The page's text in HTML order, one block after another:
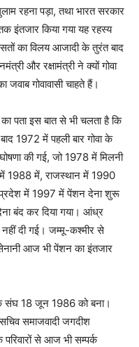
रहना पड़ा, तथा भारत सरकार
तक इंतजार किया गया यह रहस्य
का विलय आजादी के तुरंत बाद
और रक्षामंत्री ने क्यों गोवा
गोवावासी चाहते हैं।
का पता इस बात से भी चलता है कि
1972 में पहली बार गोवा के
की गई, जो 1978 में मिलनी
1988 में, राजस्थान में 1990
प्रदेश में 1997 में पेंशन देना शुरू
बंद कर दिया गया। आंध्र
दी गई। जम्मू-कश्मीर से
आज भी पेंशन का इंतजार
संघ 18 जून 1986 को बना।
समाजवादी जगदीश
से आज भी सम्पर्क